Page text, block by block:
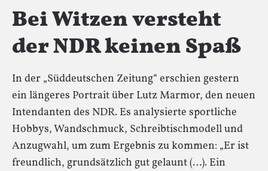
Bei Witzen versteht
der NDR keinen Spaß
In der „Süddeutschen Zeitung“ erschien gestern
ein längeres Portrait über Lutz Marmor, den neuen
Intendanten des NDR. Es analysierte sportliche
Hobbys, Wandschmuck, Schreibtischmodell und
Anzugwahl, um zum Ergebnis zu kommen: „Er ist
freundlich, grundsätzlich gut gelaunt (…). Ein